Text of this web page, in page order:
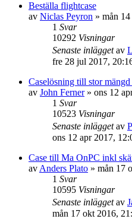
Beställa flightcase
av Niclas Peyron » mån
1 Svar
10292 Visningar
Senaste inläggetav
fre 28 jul 2017,
Caselösning till stor
av John Ferner» ons 12
1 Svar
10523 Visningar
Senaste inläggetav
ons 12 apr 2017,
Case till Ma OnPC inkl
av Anders Plato » mån 17
1 Svar
10595 Visningar
Senaste inläggetav
mån 17 okt 2016,